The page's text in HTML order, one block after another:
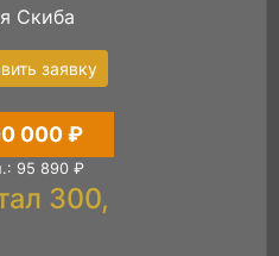
Скиба
заявку
000 ₽
95 890 ₽
300,